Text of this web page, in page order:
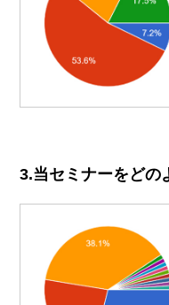
3.当セミナーをどの